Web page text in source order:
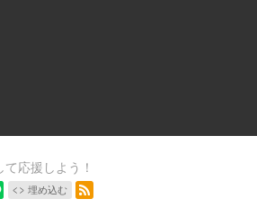
て応援しよう！
埋め込む